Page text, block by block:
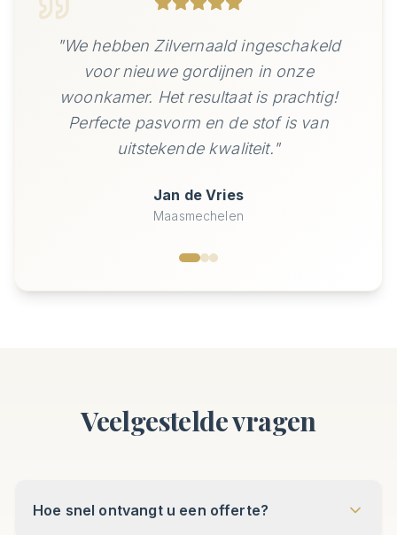
"Onze nieuwe rolgordijnen zijn perfect
geïnstalleerd door het team van KANIOU.
Ze gaven uitstekend advies over welke
stoffen het beste zouden werken."
Hasselt